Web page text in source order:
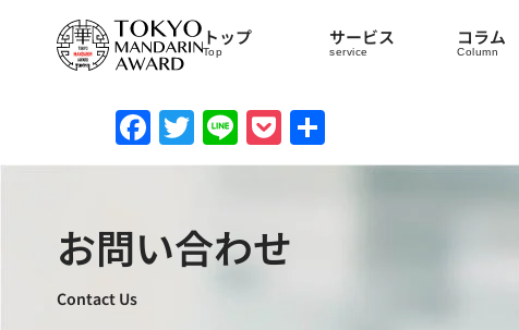
トップ
Top
サービス
service
コラム
Column
Facebook
Twitter
LinePocket
有
お問い合わせ
Contact Us